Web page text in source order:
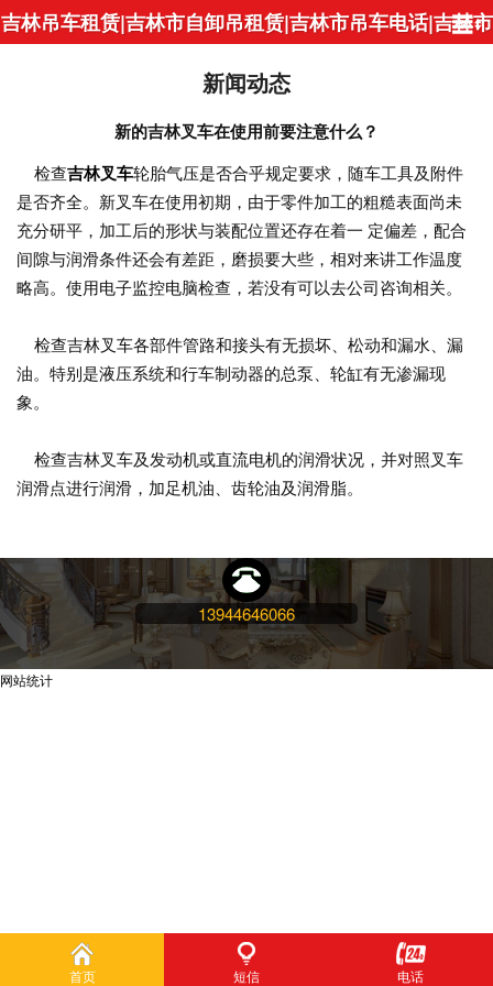
吉林吊车租赁|吉林市自卸吊租赁|吉林市吊车电话|吉林市
吊装公司-吉林市博哥吊车租赁
新闻动态
新的吉林叉车在使用前要注意什么？
检查吉林叉车轮胎气压是否合乎规定要求，随车工具及附件
是否齐全。新叉车在使用初期，由于零件加工的粗糙表面尚未
充分研平，加工后的形状与装配位置还存在着一 定偏差，配合
间隙与润滑条件还会有差距，磨损要大些，相对来讲工作温度
略高。使用电子监控电脑检查，若没有可以去公司咨询相关。
检查吉林叉车各部件管路和接头有无损坏、松动和漏水、漏
油。特别是液压系统和行车制动器的总泵、轮缸有无渗漏现
象。
检查吉林叉车及发动机或直流电机的润滑状况，并对照叉车
润滑点进行润滑，加足机油、齿轮油及润滑脂。
13944646066
网站统计
首页 短信 电话